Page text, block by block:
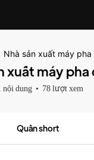
Nhà sản xuất máy pha
xuất máy pha
nội dung 78 lượt xem
Quần short